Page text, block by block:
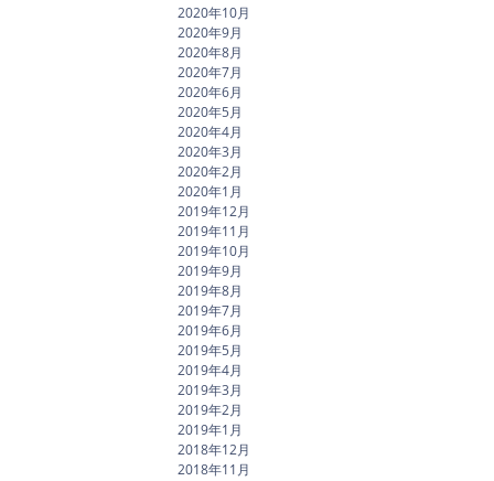
2020年10月
2020年9月
2020年8月
2020年7月
2020年6月
2020年5月
2020年4月
2020年3月
2020年2月
2020年1月
2019年12月
2019年11月
2019年10月
2019年9月
2019年8月
2019年7月
2019年6月
2019年5月
2019年4月
2019年3月
2019年2月
2019年1月
2018年12月
2018年11月